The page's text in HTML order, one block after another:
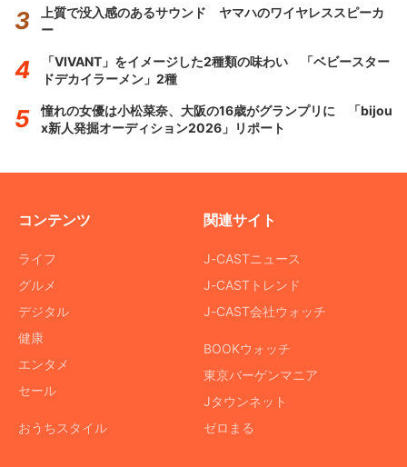
上質で没入感のあるサウンド ヤマハのワイヤレススピーカ
ー
「VIVANT」をイメージした2種類の味わい 「ベビースター
ドデカイラーメン」2種
憧れの女優は小松菜奈、大阪の16歳がグランプリに 「bijou
x新人発掘オーディション2026」リポート
コンテンツ
ライフ
グルメ
デジタル
健康
エンタメ
セール
おうちスタイル
関連サイト
J-CASTニュース
J-CASTトレンド
J-CAST会社ウォッチ
BOOKウォッチ
東京バーゲンマニア
Jタウンネット
ゼロまる